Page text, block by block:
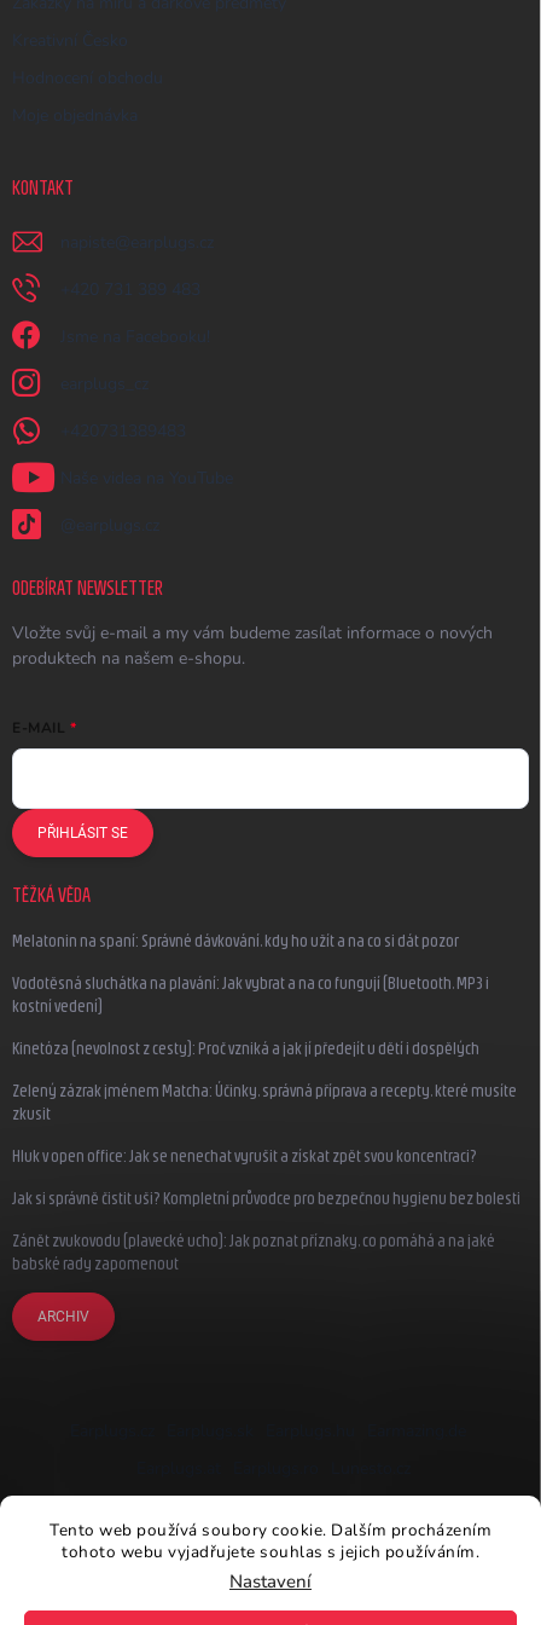
Tento web používá soubory cookie. Dalším procházením
tohoto webu vyjadřujete souhlas s jejich používáním.
Nastavení
Kreativní Česko
Hodnocení obchodu
Moje objednávka
KONTAKT
napiste @ earplugs.cz
+420 731 389 483
Jsme na Facebooku!
earplugs_cz
+420731389483
Naše videa na YouTube
@earplugs.cz
ODEBÍRAT NEWSLETTER
Vložte svůj e-mail a my vám budeme zasílat informace o nových
produktech na našem e-shopu.
E-MAIL
PŘIHLÁSIT SE
TĚŽKÁ VĚDA
Melatonin na spaní: Správné dávkování, kdy ho užít a na co si dát pozor
Vodotěsná sluchátka na plavání: Jak vybrat a na co fungují (Bluetooth, MP3 i
kostní vedení)
Kinetóza (nevolnost z cesty): Proč vzniká a jak jí předejít u dětí i dospělých
Zelený zázrak jménem Matcha: Účinky, správná příprava a recepty, které musíte
zkusit
Hluk v open office: Jak se nenechat vyrušit a získat zpět svou koncentraci?
Jak si správně čistit uši? Kompletní průvodce pro bezpečnou hygienu bez bolesti
Zánět zvukovodu (plavecké ucho): Jak poznat příznaky, co pomáhá a na jaké
babské rady zapomenout
ARCHIV
Copyright 2026Earplugs.cz. Všechna práva vyhrazena.